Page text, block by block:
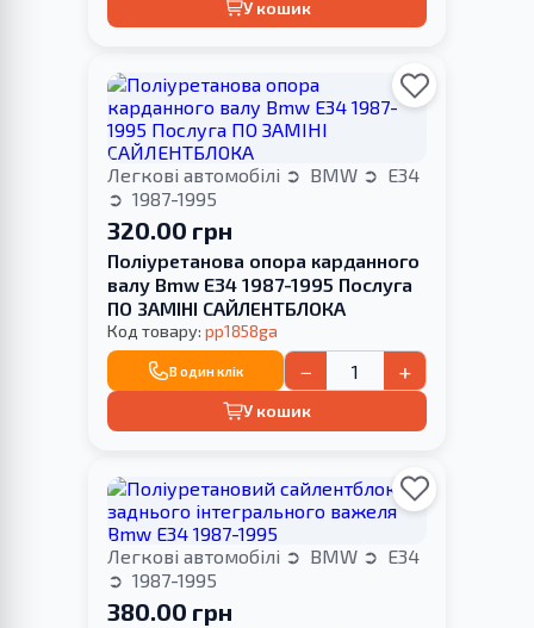
У кошик
Легкові автомобілі BMW
E34
1987-1995
320.00 грн
Поліуретанова опора карданного
валу Bmw E34 1987-1995 Послуга
ПО ЗАМІНІ САЙЛЕНТБЛОКА
Код товару: pp1858ga
В один клік − +
У кошик
Легкові автомобілі BMW
E34
1987-1995
380.00 грн